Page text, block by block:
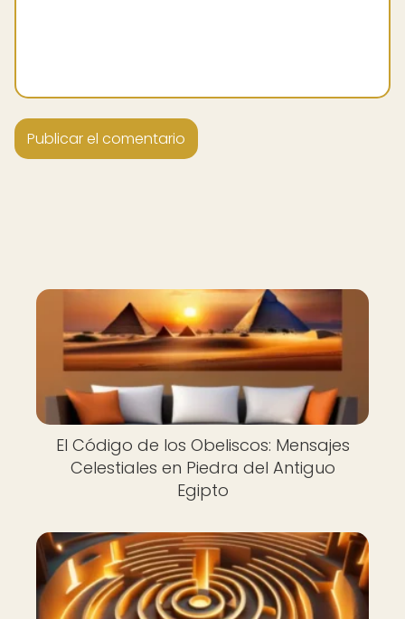
El Código de los Obeliscos: Mensajes
Celestiales en Piedra del Antiguo
Egipto